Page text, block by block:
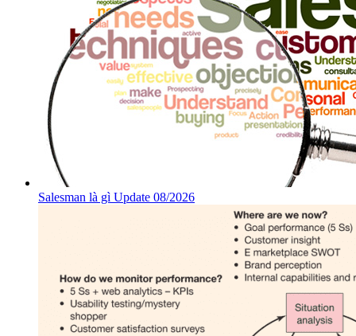
Salesman là gì Update 08/2026